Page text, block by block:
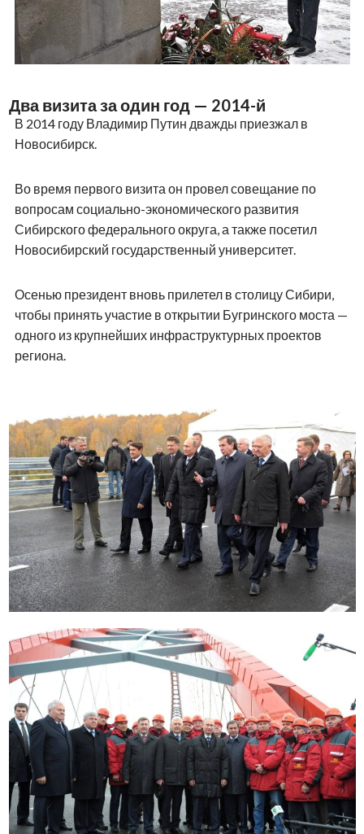
Два визита за один год — 2014-й
В 2014 году Владимир Путин дважды приезжал в
Новосибирск.
Во время первого визита он провел совещание по
вопросам социально-экономического развития
Сибирского федерального округа, а также посетил
Новосибирский государственный университет.
Осенью президент вновь прилетел в столицу Сибири,
чтобы принять участие в открытии Бугринского моста —
одного из крупнейших инфраструктурных проектов
региона.